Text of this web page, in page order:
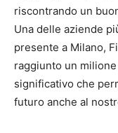
riscontrando un
Una delle aziende
presente a Milano,
raggiunto un
significativo che
futuro anche al